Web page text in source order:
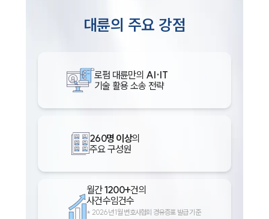
대륜의 주요 강점
로펌 대륜만의 AI·IT
기술 활용 소송 전략
260명 이상의
주요 구성원
월간1200+건의
사건수임건수
* 2026년 1월 변호사협회 경유증표 발급 기준